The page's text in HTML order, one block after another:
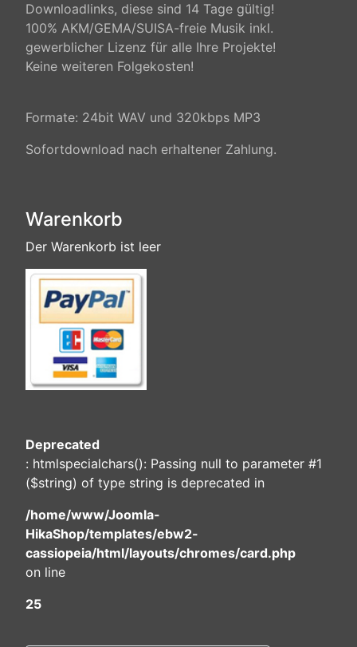
Downloadlinks, diese sind 14 Tage gültig!
100% AKM/GEMA/SUISA-freie Musik inkl.
gewerblicher Lizenz für alle Ihre Projekte!
Keine weiteren Folgekosten!
Formate: 24bit WAV und 320kbps MP3
Sofortdownload nach erhaltener Zahlung.
Warenkorb
Der Warenkorb ist leer
Deprecated
: htmlspecialchars(): Passing null to parameter #1
($string) of type string is deprecated in
/home/www/Joomla-
HikaShop/templates/ebw2-
cassiopeia/html/layouts/chromes/card.php
on line
25